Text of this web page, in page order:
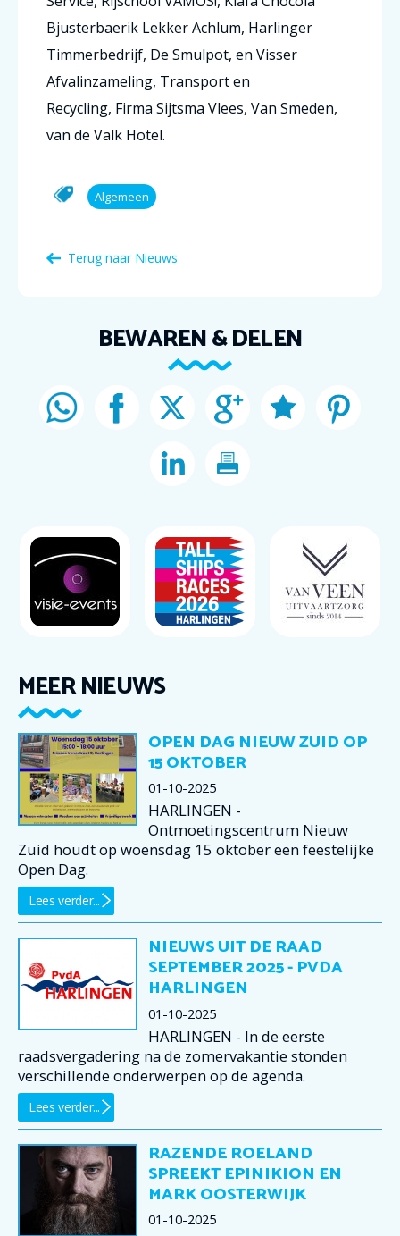
Bjusterbaerik Lekker Achlum, Harlinger
Timmerbedrijf, De Smulpot, en Visser
Afvalinzameling, Transport en
Recycling, Firma Sijtsma Vlees, Van Smeden,
van de Valk Hotel.
Algemeen
Terug naar Nieuws
BEWAREN & DELEN
MEER NIEUWS
OPEN DAG NIEUW ZUID OP
15 OKTOBER
01-10-2025
HARLINGEN -
Ontmoetingscentrum Nieuw
Zuid houdt op woensdag 15 oktober een feestelijke
Open Dag.
Lees verder...
NIEUWS UIT DE RAAD
SEPTEMBER 2025 - PVDA
HARLINGEN
01-10-2025
HARLINGEN - In de eerste
raadsvergadering na de zomervakantie stonden
verschillende onderwerpen op de agenda.
Lees verder...
RAZENDE ROELAND
SPREEKT EPINIKION EN
MARK OOSTERWIJK
01-10-2025